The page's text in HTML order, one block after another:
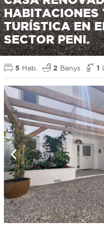
HABITACIONES
TURÍSTICA EN
SECTOR PENI.
5 Hab. 2 Banys 1